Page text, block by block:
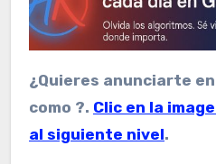
¿Quieres anunciarte
como ?. Clic en la
al siguiente nivel.